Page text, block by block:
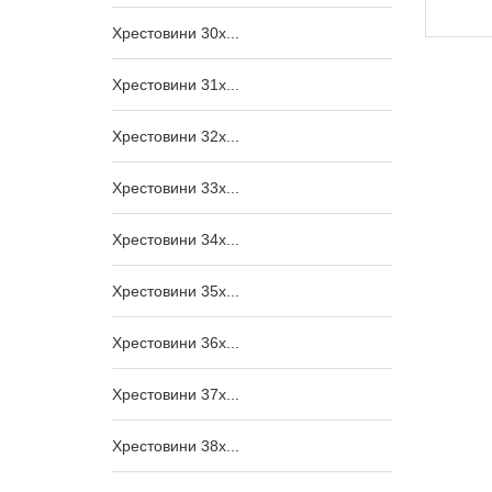
Хрестовини 30x...
Хрестовини 31x...
Хрестовини 32x...
Хрестовини 33x...
Хрестовини 34x...
Хрестовини 35x...
Хрестовини 36x...
Хрестовини 37x...
Хрестовини 38x...